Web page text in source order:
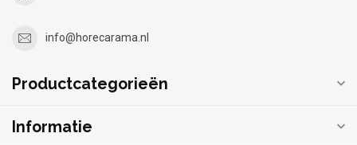
info@horecarama.nl
Productcategorieën
Informatie